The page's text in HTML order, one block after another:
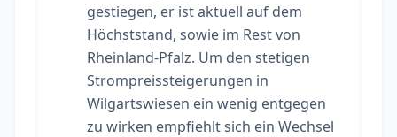
gestiegen, er ist aktuell auf dem
Höchststand, sowie im Rest von
Rheinland-Pfalz. Um den stetigen
Strompreissteigerungen in
Wilgartswiesen ein wenig entgegen
zu wirken empfiehlt sich ein Wechsel